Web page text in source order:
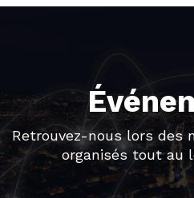
Retrouvez-nous lors des
organisés tout au